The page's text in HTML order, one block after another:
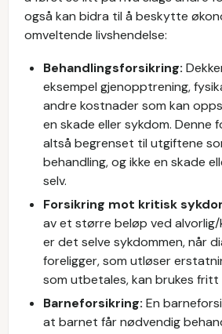
også kan bidra til å beskytte
omveltende livshendelse:
Behandlingsforsikring:
eksempel gjenopptrening,
andre kostnader som kan
en skade eller sykdom. Denne
altså begrenset til utgiftene
behandling, og ikke en skade
selv.
Forsikring mot kritisk
av et større beløp ved alvorlig/
er det selve sykdommen, når
foreligger, som utløser
som utbetales, kan brukes fritt
Barneforsikring: En
at barnet får nødvendig